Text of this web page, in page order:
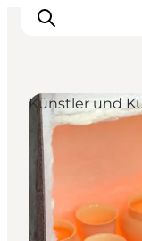
Urlaubsorte
Inspiration
Events
Unterkunft
Künstler und